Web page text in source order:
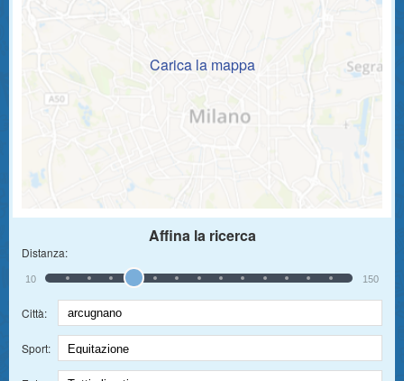
Carica la mappa
Affina la ricerca
Distanza:
10 150
Città:
Sport: